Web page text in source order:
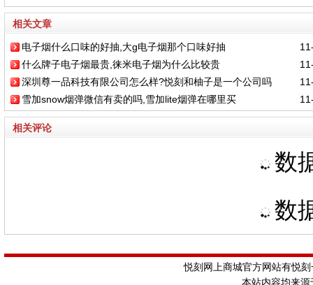
相关文章
电子烟什么口味的好抽,大g电子烟那个口味好抽
什么牌子电子烟最贵,徕米电子烟为什么比较贵
深圳尊一品科技有限公司怎么样?悦刻和柚子是一个公司吗
雪加snow烟弹微信有卖的吗,雪加lite烟弹在哪里买
相关评论
数
数
悦刻网上商城官方网站有悦
本站内容均来